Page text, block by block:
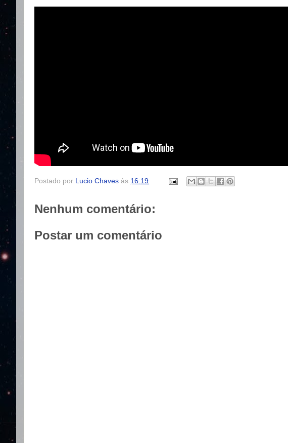
Postado por Lucio Chaves às 16:19
Nenhum comentário:
Postar um comentário